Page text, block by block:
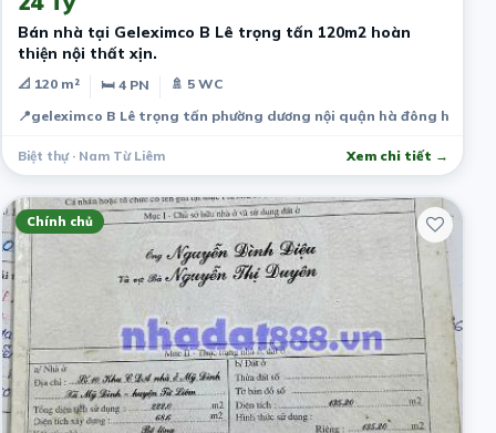
Bán nhà tại Geleximco B Lê trọng tấn 120m2 hoàn
thiện nội thất xịn.
📐 120 m² 🛏 4 PN
🚿 5 WC
📍geleximco B Lê trọng tấn phường dương nội quận hà đông hà nội
Biệt thự · Nam Từ Liêm Xem chi tiết →
Chính chủ